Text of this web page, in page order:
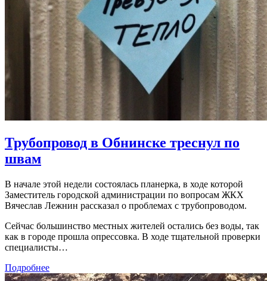
Трубопровод в Обнинске треснул по
швам
В начале этой недели состоялась планерка, в ходе которой
Заместитель городской администрации по вопросам ЖКХ
Вячеслав Лежнин рассказал о проблемах с трубопроводом.
Сейчас большинство местных жителей остались без воды, так
как в городе прошла опрессовка. В ходе тщательной проверки
специалисты…
Подробнее